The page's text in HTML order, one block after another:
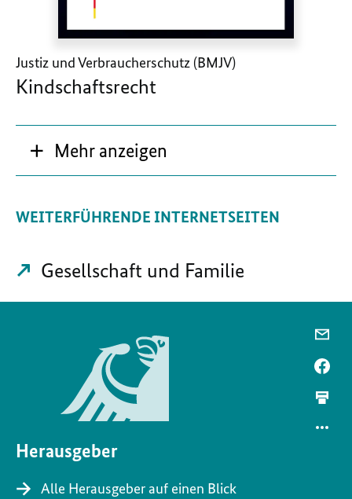
Justiz und Verbraucherschutz (BMJV)
Kindschaftsrecht
Mehr anzeigen
WEITERFÜHRENDE INTERNETSEITEN
Gesellschaft und Familie
Herausgeber
Alle Herausgeber auf einen Blick